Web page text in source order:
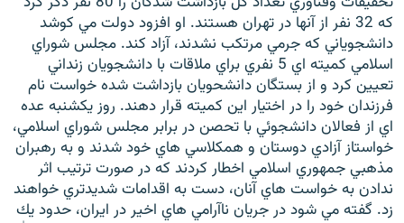
كه 32 نفر از آنها در تهران هستند. او افزود دولت مي كوشد
دانشجوياني كه جرمي مرتكب نشدند، آزاد كند. مجلس شوراي
اسلامي كميته اي 5 نفري براي ملاقات با دانشجويان زنداني
تعيين كرد و از بستگان دانشحويان بازداشت شده خواست نام
فرزندان خود را در اختيار اين كميته قرار دهند. روز يكشنبه عده
اي از فعالان دانشجوئي با تحصن در برابر مجلس شوراي اسلامي،
خواستاز آزادي دوستان و همكلاسي هاي خود شدند و به رهبران
مذهبي جمهوري اسلامي اخطار كردند كه در صورت ترتيب اثر
ندادن به خواست هاي آنان، دست به اقدامات شديدتري خواهند
زد. گفته مي شود در جريان ناآرامي هاي اخير در ايران، حدود يك